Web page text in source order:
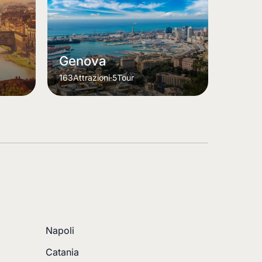
Genova
163Attrazioni·5Tour
Napoli
Catania